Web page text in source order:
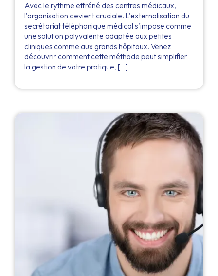
Avec le rythme effréné des centres médicaux,
l’organisation devient cruciale. L’externalisation du
secrétariat téléphonique médical s’impose comme
une solution polyvalente adaptée aux petites
cliniques comme aux grands hôpitaux. Venez
découvrir comment cette méthode peut simplifier
la gestion de votre pratique, […]